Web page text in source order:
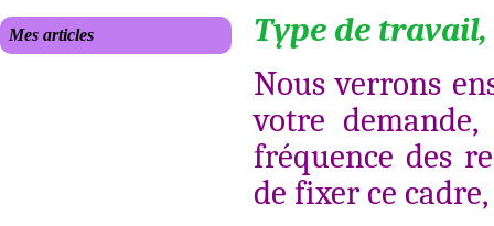
Type de
Nous verrons
votre
fréquence des
de fixer ce
Mes articles